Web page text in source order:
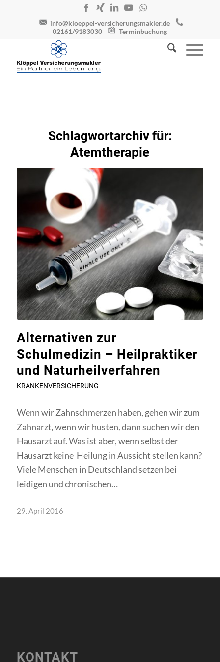
info@kloeppel-versicherungsmakler.de
02161/9183030
Terminbuchung
Schlagwortarchiv für:
Atemtherapie
Alternativen zur
Schulmedizin – Heilpraktiker
und Naturheilverfahren
KRANKENVERSICHERUNG
Wenn wir Zahnschmerzen haben, gehen wir zum
Zahnarzt, wenn wir husten, dann suchen wir den
Hausarzt auf. Was ist aber, wenn selbst der
Hausarzt keine Heilung in Aussicht stellen kann?
Viele Menschen in Deutschland setzen bei
leidigen und chronischen…
29. April 2016
KONTAKT